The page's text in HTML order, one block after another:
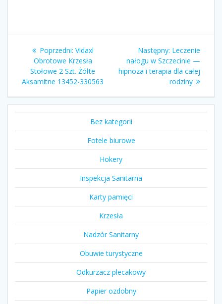
Nawigacja
wpisu
Poprzedni: Poprzedni
wpis:
Vidaxl
Obrotowe Krzesła
Stołowe 2 Szt. Żółte
Aksamitne 13452-330563
Następny: Następny
wpis:
Leczenie
nałogu w Szczecinie —
hipnoza i terapia dla całej
rodziny
Bez kategorii
Fotele biurowe
Hokery
Inspekcja Sanitarna
Karty pamięci
Krzesła
Nadzór Sanitarny
Obuwie turystyczne
Odkurzacz plecakowy
Papier ozdobny